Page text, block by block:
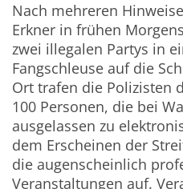
Nach mehreren
Erkner in frühen
zwei illegalen Partys in
Fangschleuse auf die
Ort trafen die Polizisten
100 Personen, die bei
ausgelassen zu
dem Erscheinen der
die augenscheinlich
Veranstaltungen auf.